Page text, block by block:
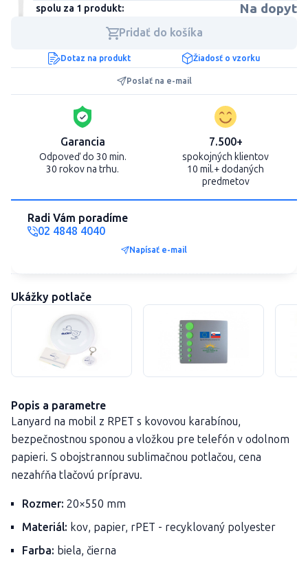
Cena spolu za 1 produkt: Na dopyt
Pridať do košíka
Dotaz na produkt Žiadosť o vzorku
Poslať na e-mail
Garancia
Odpoveď do 30 min.
30 rokov na trhu.
7.500+
spokojných klientov
10 mil.+ dodaných
predmetov
Radi Vám poradíme
02 4848 4040
Napísať e-mail
Ukážky potlače
Popis a parametre
Lanyard na mobil z RPET s kovovou karabínou,
bezpečnostnou sponou a vložkou pre telefón v odolnom
papieri. S obojstrannou sublimačnou potlačou, cena
nezahŕňa tlačovú prípravu.
Rozmer: 20×550 mm
Materiál: kov, papier, rPET - recyklovaný polyester
Farba: biela, čierna